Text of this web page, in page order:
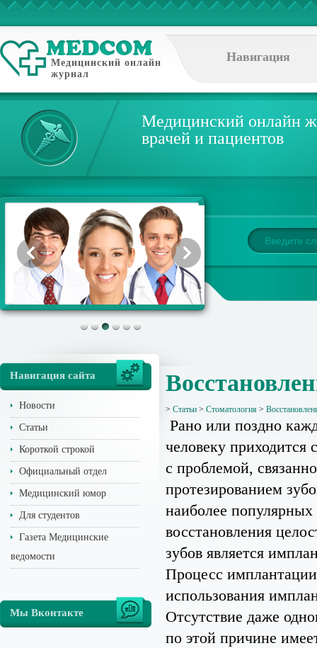
Медицинский онлайн
журнал
Навигация
Медицинский онлайн
врачей и пациентов
Навигация сайта
Новости
Статьи
Короткой строкой
Официальный отдел
Медицинский юмор
Для студентов
Газета Медицинские
ведомости
Мы Вконтакте
> Статьи > Стоматология >
Рано или поздно
человеку приходится
с проблемой,
протезированием
наиболее популярных
восстановления
зубов является
Процесс
использования
Отсутствие даже
по этой причине